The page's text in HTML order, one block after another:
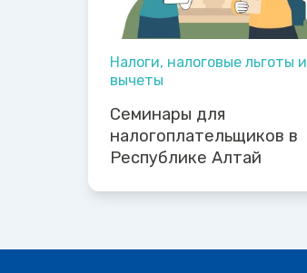
Налоги, налоговые льготы и
вычеты
Семинары для
налогоплательщиков в
Республике Алтай